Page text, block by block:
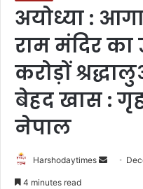
अयोध्या :
राम मंदिर
करोड़ों
बेहद खास :
नेपाल
Harshodaytimes
Send
4 minutes read